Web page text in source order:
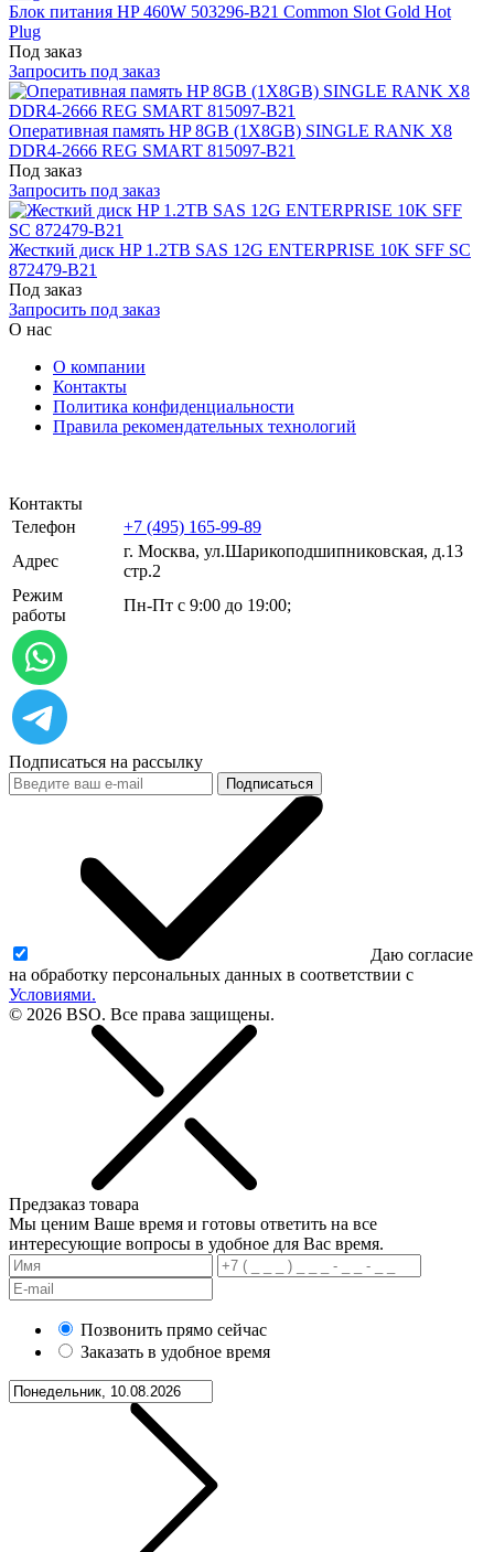
Блок питания HP 460W 503296-B21 Common Slot Gold Hot
Plug
Под заказ
Запросить под заказ
Оперативная память HP 8GB (1X8GB) SINGLE RANK X8
DDR4-2666 REG SMART 815097-B21
Под заказ
Запросить под заказ
Жесткий диск HP 1.2TB SAS 12G ENTERPRISE 10K SFF SC
872479-B21
Под заказ
Запросить под заказ
О нас
О компании
Контакты
Политика конфиденциальности
Правила рекомендательных технологий
Контакты
Телефон
+7 (495) 165-99-89
Адрес
г. Москва, ул.​​Шарикоподшипниковская, д.13
стр.2
Режим
работы
Пн-Пт с 9:00 до 19:00;
Подписаться на рассылку
Подписаться
Даю согласие
на обработку персональных данных в соответствии с
Условиями.
© 2026 BSO. Все права защищены.
Предзаказ товара
Мы ценим Ваше время и готовы ответить на все
интересующие вопросы в удобное для Вас время.
Позвонить прямо сейчас
Заказать в удобное время